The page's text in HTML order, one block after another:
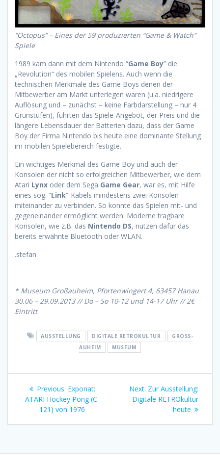
“Octopus” – Eines der 59 produzierten “Game & Watch”
Spiele
1989 kam dann mit dem Nintendo “Game Boy” die
„Revolution“ des mobilen Spielens. Auch wenn die
technischen Merkmale des Game Boys denen der
Mitbewerber am Markt unterlegen waren (u.a. niedrigere
Auflösung und – zunächst – keine Farbdarstellung – nur 4
Grünstufen), führten das Spiele-Angebot, der Preis und die
längere Lebensdauer der Batterien dazu, dass der Game
Boy der Firma Nintendo bis heute eine dominante Stellung
im mobilen Spielebereich festigte.
Ein wichtiges Merkmal des Game Boy und auch der
Konsolen der nicht so erfolgreichen Mitbewerber, wie dem
Atari Lynx oder dem Sega Game Gear, war es, mit Hilfe
eines sog. “Link“-Kabels mindestens zwei Konsolen
miteinander zu verbinden. So konnte das Spielen mit- und
gegeneinander ermöglicht werden. Moderne tragbare
Konsolen, wie z.B. das Nintendo DS, nutzen dafür das
bereits erwähnte Bluetooth oder WLAN.
.stefan
* Museum Großauheim, Pfortenwingert 4, 63457 Hanau
30.06 – 29.09.2013 // Do – So 10-12 und 14-17 Uhr // 2€
Eintritt
AUSSTELLUNG DIGITALE RETROKULTUR
GROSS-A
UHEIM
MUSEUM
Beitragsnavigation
Previous: Previous
post:
Exponat:
ATARI Hockey Pong (C-
121) von 1976
Next: Next
post:
Zur Ausstellung:
Digitale RETROkultur
heute